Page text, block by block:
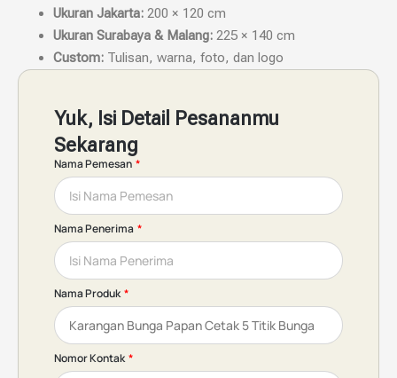
Ukuran Jakarta: 200 × 120 cm
Ukuran Surabaya & Malang: 225 × 140 cm
Custom: Tulisan, warna, foto, dan logo
Yuk, Isi Detail Pesananmu
Sekarang
Nama Pemesan
Nama Penerima
Nama Produk
Nomor Kontak